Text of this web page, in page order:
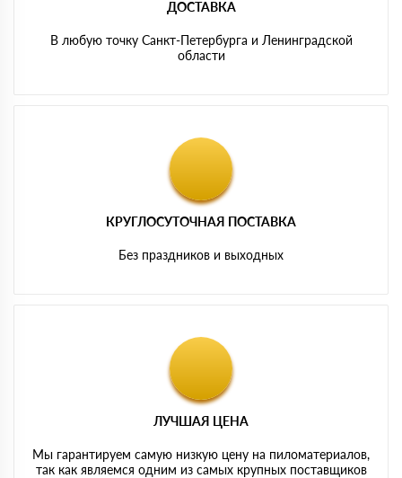
ДОСТАВКА
В любую точку Санкт-Петербурга и Ленинградской
области
КРУГЛОСУТОЧНАЯ ПОСТАВКА
Без праздников и выходных
ЛУЧШАЯ ЦЕНА
Мы гарантируем самую низкую цену на пиломатериалов,
так как являемся одним из самых крупных поставщиков